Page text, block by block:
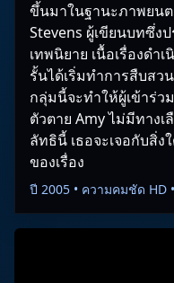
ขึ้นมาในฐานะภาพยน
Stevens ผู้เขียนบทซึ่ง
เทพนิยาย เนื้อเรื่องดำ
รั้นได้เริ่มทำการสืบสว
กลุ่มนี้จะทำให้ผู้เข้าร่
ตัวตาย Amy ไม่มีทาง
ลัทธินี้ เธอจะเจอกับสิ่
ของเรื่อง
ปี 2005 • ความคมชัด HD